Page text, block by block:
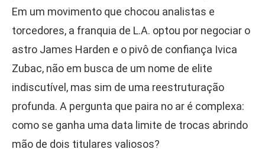
Em um movimento que chocou analistas e
torcedores, a franquia de L.A. optou por negociar o
astro James Harden e o pivô de confiança Ivica
Zubac, não em busca de um nome de elite
indiscutível, mas sim de uma reestruturação
profunda. A pergunta que paira no ar é complexa:
como se ganha uma data limite de trocas abrindo
mão de dois titulares valiosos?